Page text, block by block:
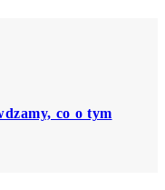
co o tym